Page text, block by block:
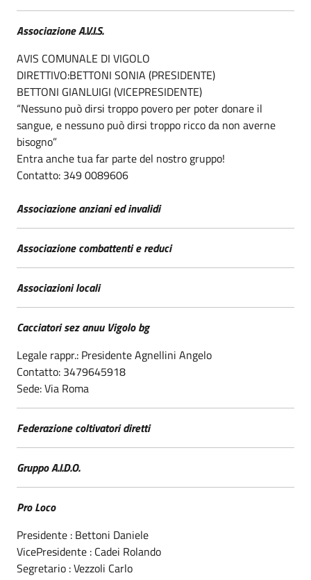
Associazione A.V.I.S.
AVIS COMUNALE DI VIGOLO
DIRETTIVO:BETTONI SONIA (PRESIDENTE)
BETTONI GIANLUIGI (VICEPRESIDENTE)
“Nessuno può dirsi troppo povero per poter donare il
sangue, e nessuno può dirsi troppo ricco da non averne
bisogno”
Entra anche tua far parte del nostro gruppo!
Contatto: 349 0089606
Associazione anziani ed invalidi
Associazione combattenti e reduci
Associazioni locali
Cacciatori sez anuu Vigolo bg
Legale rappr.: Presidente Agnellini Angelo
Contatto: 3479645918
Sede: Via Roma
Federazione coltivatori diretti
Gruppo A.I.D.O.
Pro Loco
Presidente : Bettoni Daniele
VicePresidente : Cadei Rolando
Segretario : Vezzoli Carlo